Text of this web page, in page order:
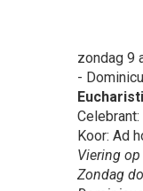
zondag 9
-
Koor: Ad
Viering
Zondag